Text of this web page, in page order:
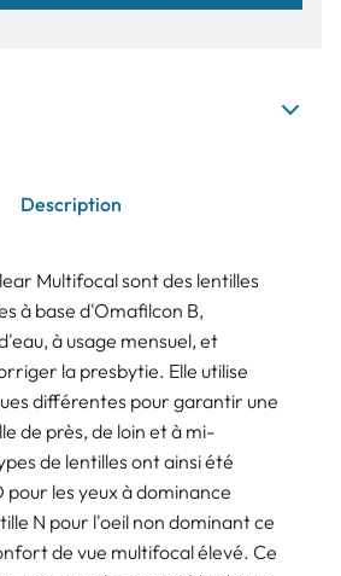
Description
Multifocal sont des lentilles
à base d'Omafilcon B,
à usage mensuel, et
la presbytie. Elle utilise
différentes pour garantir une
de près, de loin et à mi-
de lentilles ont ainsi été
pour les yeux à dominance
N pour l'oeil non dominant ce
de vue multifocal élevé. Ce